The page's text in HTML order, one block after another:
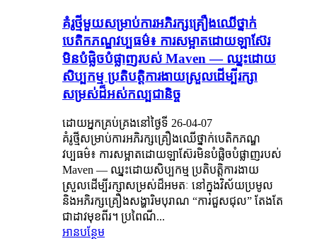
គំរូថ្មីមួយសម្រាប់ការអភិរក្សគ្រឿងឈើថ្នាក់
បេតិកភណ្ឌវប្បធម៌៖ ការសម្អាតដោយឡាស៊ែរ
មិនបំផ្លិចបំផ្លាញរបស់ Maven — ឈ្នះដោយ
សិប្បកម្ម ប្រតិបត្តិការងាយស្រួលដើម្បីរក្សា
សម្រស់ដ៏អស់កល្បជានិច្ច
ដោយអ្នកគ្រប់គ្រងនៅថ្ងៃទី 26-04-07
គំរូថ្មីសម្រាប់ការអភិរក្សគ្រឿងឈើថ្នាក់បេតិកភណ្ឌ
វប្បធម៌៖ ការសម្អាតដោយឡាស៊ែរមិនបំផ្លិចបំផ្លាញរបស់
Maven — ឈ្នះដោយសិប្បកម្ម ប្រតិបត្តិការងាយ
ស្រួលដើម្បីរក្សាសម្រស់ដ៏អមតៈ នៅក្នុងវិស័យប្រមូល
និងអភិរក្សគ្រឿងសង្ហារិមបុរាណ “ការជួសជុល” តែងតែ
ជាដាវមុខពីរ។ ប្រពៃណី...
អានបន្ថែម